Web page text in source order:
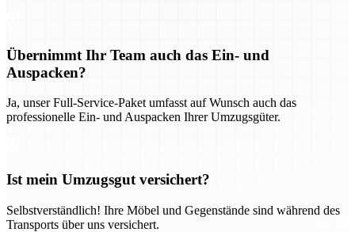
Übernimmt Ihr Team auch das Ein- und
Auspacken?
Ja, unser Full-Service-Paket umfasst auf Wunsch auch das
professionelle Ein- und Auspacken Ihrer Umzugsgüter.
Ist mein Umzugsgut versichert?
Selbstverständlich! Ihre Möbel und Gegenstände sind während des
Transports über uns versichert.